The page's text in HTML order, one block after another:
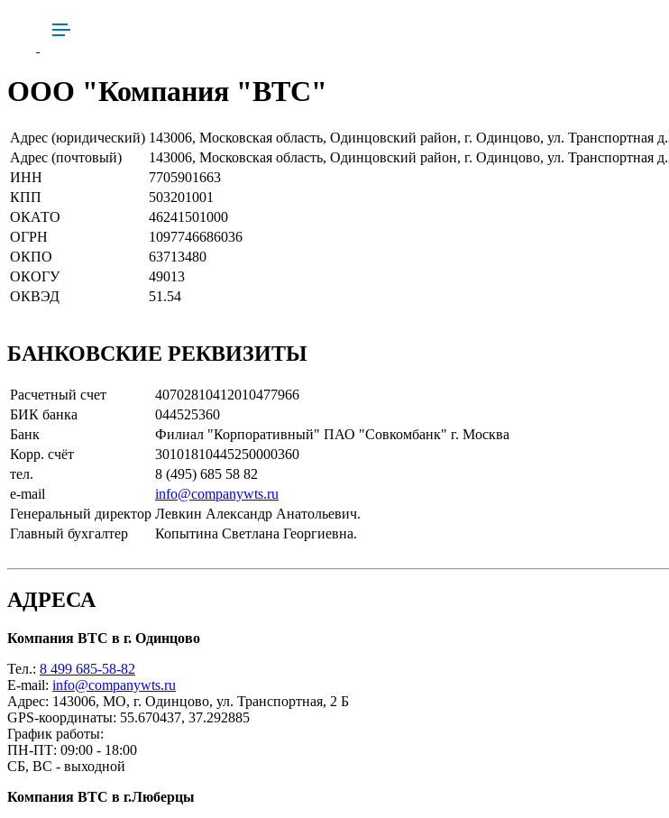
ООО "Компания "ВТС"
Адрес (юридический) 143006, Московская область, Одинцовский район, г. Одинцово, ул. Транспортная
Адрес (почтовый)
143006, Московская область, Одинцовский район, г. Одинцово, ул. Транспортная
ИНН
7705901663
КПП
503201001
ОКАТО
46241501000
ОГРН
1097746686036
ОКПО
63713480
ОКОГУ
49013
ОКВЭД
51.54
БАНКОВСКИЕ РЕКВИЗИТЫ
Расчетный счет
40702810412010477966
БИК банка
044525360
Банк
Филиал "Корпоративный" ПАО "Совкомбанк" г. Москва
Корр. счёт
30101810445250000360
тел.
8 (495) 685 58 82
e-mail
info@companywts.ru
Генеральный директор Левкин Александр Анатольевич.
Главный бухгалтер
Копытина Светлана Георгиевна.
АДРЕСА
Компания ВТС в г. Одинцово
Тел.: 8 499 685-58-82
E-mail: info@companywts.ru
Адрес: 143006, МО, г. Одинцово, ул. Транспортная, 2 Б
GPS-координаты: 55.670437, 37.292885
График работы:
ПН-ПТ: 09:00 - 18:00
СБ, ВС - выходной
Компания ВТС в г.Люберцы